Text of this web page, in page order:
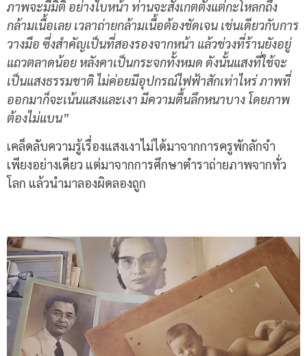
ภาพจะมีมิติ อย่างใบหน้า ท่านจะสังเกตตั้งแต่กะโหลกถึง
กล้ามเนื้อเลย เวลาถ่ายกล้ามเนื้อต้องชัดเจน เช่นเดียวกับการ
วางมือ ซึ่งสำคัญเป็นที่สองรองจากหน้า แล้วช่วงที่ร้านยังอยู่
แถวตลาดน้อย หลังคาเป็นกระจกทั้งหมด ดังนั้นแสงที่ใช้จะ
เป็นแสงธรรมชาติ ไม่ค่อยมีอุปกรณ์ไฟฟ้าสักเท่าไหร่ ภาพที่
ออกมาก็จะเน้นแสงและเงา มีความตื้นลึกหนาบาง โดยภาพ
ต้องไม่แบน”
เคล็ดลับความรู้เรื่องแสงเงาไม่ได้มาจากการครูพักลักจำ
เพียงอย่างเดียว แต่มาจากการศึกษาตำราถ่ายภาพจากทั่ว
โลก แล้วนำมาลองผิดลองถูก